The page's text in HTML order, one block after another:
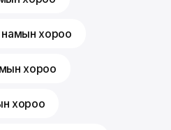
намын хороо
хороо
хороо